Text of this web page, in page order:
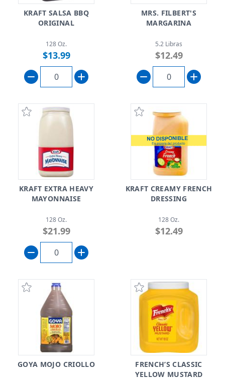
KRAFT SALSA BBQ
ORIGINAL
128 Oz.
$13.99
MRS. FILBERT'S
MARGARINA
5.2 Libras
$12.49
KRAFT EXTRA HEAVY
MAYONNAISE
128 Oz.
$21.99
KRAFT CREAMY FRENCH
DRESSING
128 Oz.
$12.49
GOYA MOJO CRIOLLO
FRENCH’S CLASSIC
YELLOW MUSTARD